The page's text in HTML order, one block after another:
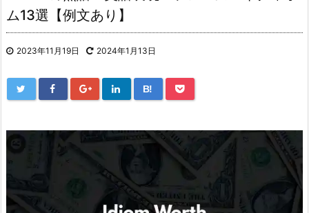
ム13選【例文あり】
2023年11月19日 2024年1月13日
B!